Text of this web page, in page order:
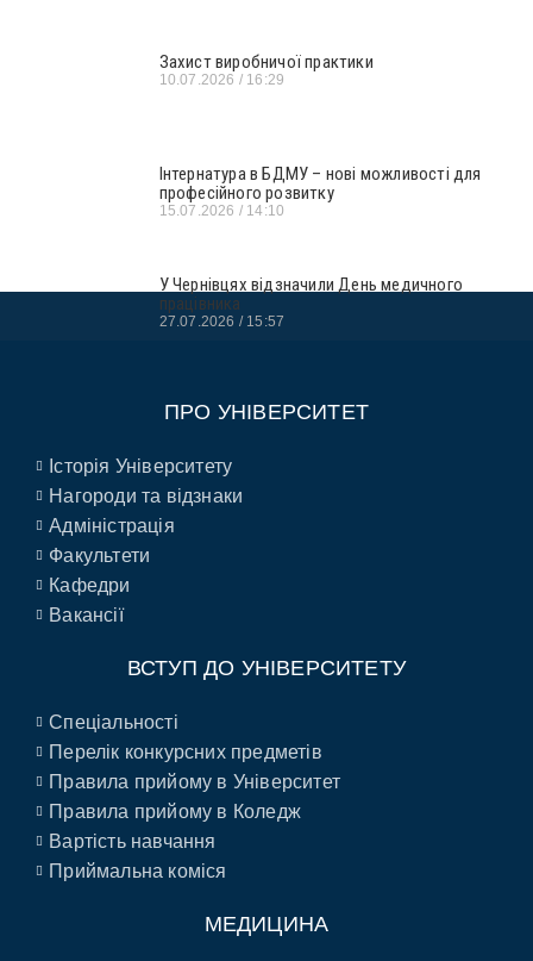
Захист виробничої практики
10.07.2026 16:29
Інтернатура в БДМУ – нові можливості для
професійного розвитку
15.07.2026 14:10
У Чернівцях відзначили День медичного
працівника
27.07.2026 15:57
ПРО УНІВЕРСИТЕТ
Історія Університету
Нагороди та відзнаки
Адміністрація
Факультети
Кафедри
Вакансії
ВСТУП ДО УНІВЕРСИТЕТУ
Спеціальності
Перелік конкурсних предметів
Правила прийому в Університет
Правила прийому в Коледж
Вартість навчання
Приймальна коміся
МЕДИЦИНА